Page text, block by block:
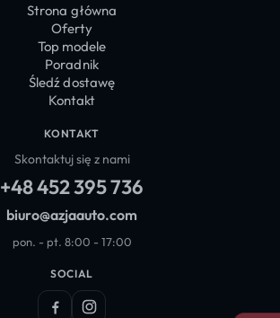
Strona główna
Oferty
Top modele
Poradnik
Śledź dostawę
Kontakt
KONTAKT
Skontaktuj się z nami
+48 452 395 736
biuro@azjaauto.com
pon. - pt. 8:00 - 17:00
SOCIAL